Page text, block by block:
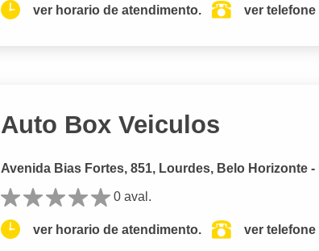
ver horario de atendimento. ver telefone
Auto Box Veiculos
Avenida Bias Fortes, 851, Lourdes, Belo Horizonte -
0 aval.
ver horario de atendimento. ver telefone